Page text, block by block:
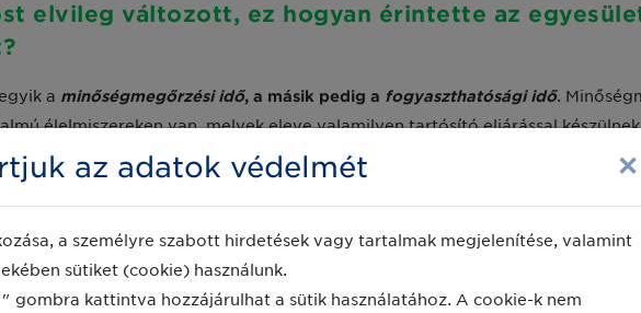
elvileg változott, ez hogyan érintette az
a minőségmegőrzési idő, a másik pedig a fogyaszthatósági idő.
élelmiszereken van, melyek eleve valamilyen tartósító eljárással
termékek. A fogyaszthatósági idejű termékek az eleve rövidebb ideig
saláták. A minőségmegőrzési idővel rendelkező, tehát jellemzően
ha betartottuk a tárolásra vonatkozó utasításokat és a csomagolás
idő itt annyit jelent, hogy az élelmiszer ezt a dátumot
Fontos tudni a különbséget a kétféle lejárati idő között, ugyanis a
idő után már fogyasztani sem lehet.
az adatok védelmét ×
a személyre szabott hirdetések vagy tartalmak megjelenítése, valamint
sütiket (cookie) használunk.
gombra kattintva hozzájárulhat a sütik használatához. A cookie-k nem